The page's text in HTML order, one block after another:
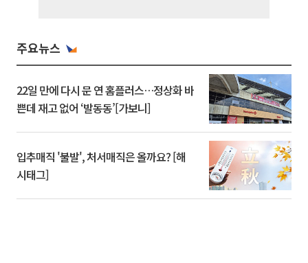
주요뉴스
22일 만에 다시 문 연 홈플러스…정상화 바
쁜데 재고 없어 ‘발동동’[가보니]
입추매직 '불발', 처서매직은 올까요? [해
시태그]